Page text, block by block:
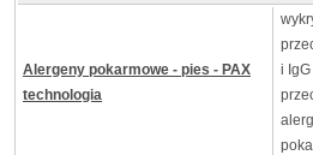
Alergeny pokarmowe - pies - PAX
technologia
i